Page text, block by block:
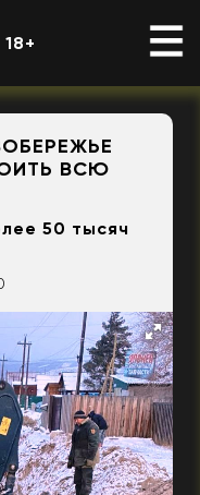
18+
ВСЮ
50 тысяч